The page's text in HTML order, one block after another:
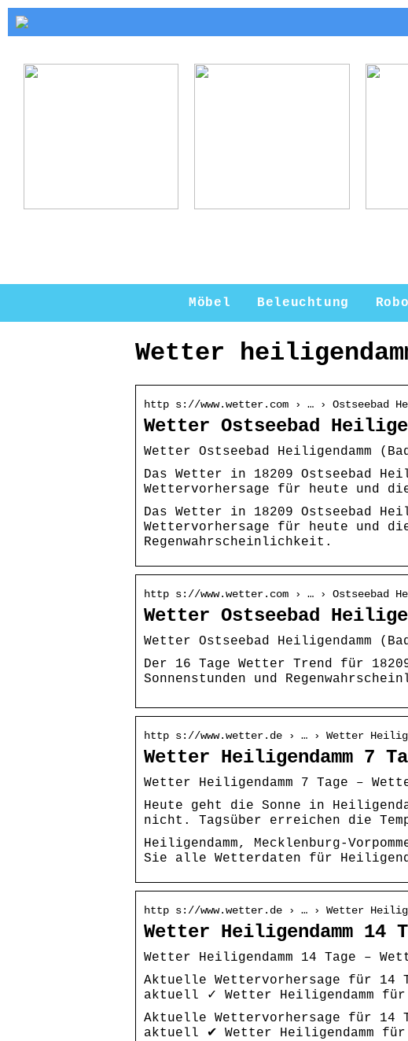
Möbel Beleuchtung
Wetter
http s://www.wetter.com › … › Ostseebad
Wetter Ostseebad
Wetter Ostseebad Heiligendamm
Das Wetter in 18209 Ostseebad
Wettervorhersage für heute und
Das Wetter in 18209 Ostseebad
Wettervorhersage für heute und
Regenwahrscheinlichkeit.
http s://www.wetter.com › … › Ostseebad
Wetter Ostseebad
Wetter Ostseebad Heiligendamm
Der 16 Tage Wetter Trend für
Sonnenstunden und
http s://www.wetter.de › … › Wetter
Wetter Heiligendamm 7
Wetter Heiligendamm 7 Tage –
Heute geht die Sonne in
nicht. Tagsüber erreichen die
Heiligendamm, Mecklenburg-
Sie alle Wetterdaten für
http s://www.wetter.de › … › Wetter
Wetter Heiligendamm 14
Wetter Heiligendamm 14 Tage –
Aktuelle Wettervorhersage für 14
aktuell ✓ Wetter Heiligendamm
Aktuelle Wettervorhersage für 14
aktuell ✔ Wetter Heiligendamm